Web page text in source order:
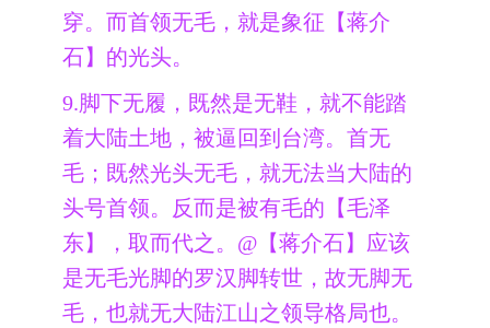
穿。而首领无毛，就是象征【蒋介
石】的光头。
9.脚下无履，既然是无鞋，就不能踏
着大陆土地，被逼回到台湾。首无
毛；既然光头无毛，就无法当大陆的
头号首领。反而是被有毛的【毛泽
东】，取而代之。@【蒋介石】应该
是无毛光脚的罗汉脚转世，故无脚无
毛，也就无大陆江山之领导格局也。